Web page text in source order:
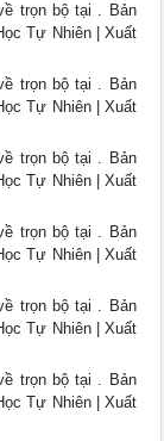
trọn bộ tại . Bản
Tự Nhiên | Xuất
trọn bộ tại . Bản
Tự Nhiên | Xuất
trọn bộ tại . Bản
Tự Nhiên | Xuất
trọn bộ tại . Bản
Tự Nhiên | Xuất
trọn bộ tại . Bản
Tự Nhiên | Xuất
trọn bộ tại . Bản
Tự Nhiên | Xuất